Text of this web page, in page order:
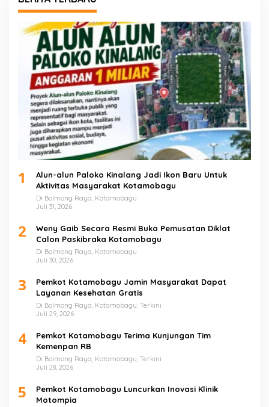
1
Alun-alun Paloko Kinalang Jadi Ikon Baru Untuk
Aktivitas Masyarakat Kotamobagu
Di Bolmong Raya, Kotamobagu
Juli 31, 2026
2
Weny Gaib Secara Resmi Buka Pemusatan Diklat
Calon Paskibraka Kotamobagu
Di Bolmong Raya, Kotamobagu
Juli 30, 2026
3
Pemkot Kotamobagu Jamin Masyarakat Dapat
Layanan Kesehatan Gratis
Di Bolmong Raya, Kotamobagu, Terkini
Juli 29, 2026
4
Pemkot Kotamobagu Terima Kunjungan Tim
Kemenpan RB
Di Bolmong Raya, Kotamobagu, Terkini
Juli 28, 2026
5
Pemkot Kotamobagu Luncurkan Inovasi Klinik
Motompia